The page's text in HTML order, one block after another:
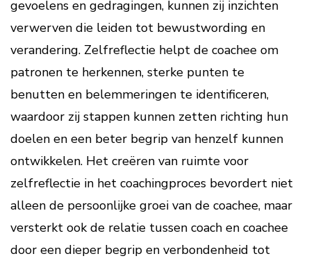
gevoelens en gedragingen, kunnen zij inzichten
verwerven die leiden tot bewustwording en
verandering. Zelfreflectie helpt de coachee om
patronen te herkennen, sterke punten te
benutten en belemmeringen te identificeren,
waardoor zij stappen kunnen zetten richting hun
doelen en een beter begrip van henzelf kunnen
ontwikkelen. Het creëren van ruimte voor
zelfreflectie in het coachingproces bevordert niet
alleen de persoonlijke groei van de coachee, maar
versterkt ook de relatie tussen coach en coachee
door een dieper begrip en verbondenheid tot